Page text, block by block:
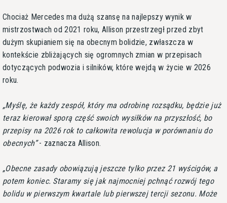
Chociaż Mercedes ma dużą szansę na najlepszy wynik w
mistrzostwach od 2021 roku, Allison przestrzegł przed zbyt
dużym skupianiem się na obecnym bolidzie, zwłaszcza w
kontekście zbliżających się ogromnych zmian w przepisach
dotyczących podwozia i silników, które wejdą w życie w 2026
roku.
Myślę, że każdy zespół, który ma odrobinę rozsądku, będzie już
teraz kierował sporą część swoich wysiłków na przyszłość, bo
przepisy na 2026 rok to całkowita rewolucja w porównaniu do
obecnych - zaznacza Allison.
Obecne zasady obowiązują jeszcze tylko przez 21 wyścigów, a
potem koniec. Staramy się jak najmocniej pchnąć rozwój tego
bolidu w pierwszym kwartale lub pierwszej tercji sezonu. Może